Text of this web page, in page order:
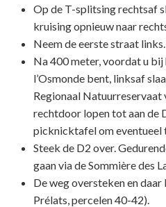
Op de T-splitsing rechtsaf
kruising opnieuw naar
Neem de eerste straat links.
Na 400 meter, voordat u
l’Osmonde bent, linksaf
Regionaal
rechtdoor lopen tot aan de
picknicktafel om eventueel
Steek de D2 over.
gaan via de Sommière des
De weg oversteken en daar
Prélats, percelen 40-42).